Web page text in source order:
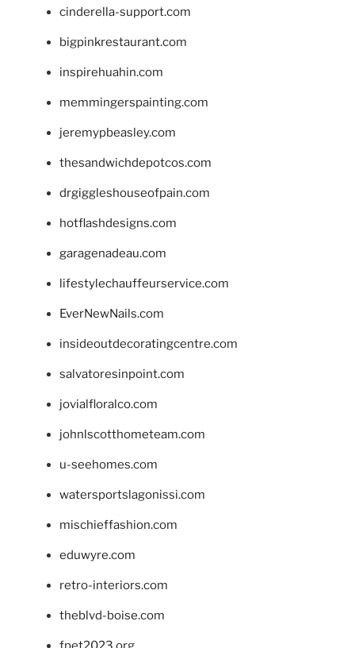
cinderella-support.com
bigpinkrestaurant.com
inspirehuahin.com
memmingerspainting.com
jeremypbeasley.com
thesandwichdepotcos.com
drgiggleshouseofpain.com
hotflashdesigns.com
garagenadeau.com
lifestylechauffeurservice.com
EverNewNails.com
insideoutdecoratingcentre.com
salvatoresinpoint.com
jovialfloralco.com
johnlscotthometeam.com
u-seehomes.com
watersportslagonissi.com
mischieffashion.com
eduwyre.com
retro-interiors.com
theblvd-boise.com